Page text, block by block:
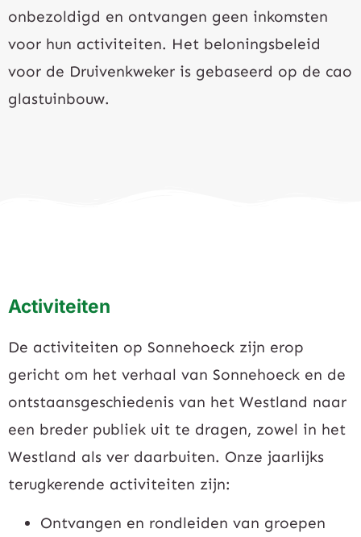
onbezoldigd en ontvangen geen inkomsten
voor hun activiteiten. Het beloningsbeleid
voor de Druivenkweker is gebaseerd op de cao
glastuinbouw.
Activiteiten
De activiteiten op Sonnehoeck zijn erop
gericht om het verhaal van Sonnehoeck en de
ontstaansgeschiedenis van het Westland naar
een breder publiek uit te dragen, zowel in het
Westland als ver daarbuiten. Onze jaarlijks
terugkerende activiteiten zijn:
Ontvangen en rondleiden van groepen